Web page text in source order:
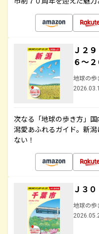
Ｊ２
６～
地球の歩
次なる「地球の歩き方」
潟愛あふれるガイド。新
ない！
Ｊ３
地球の歩